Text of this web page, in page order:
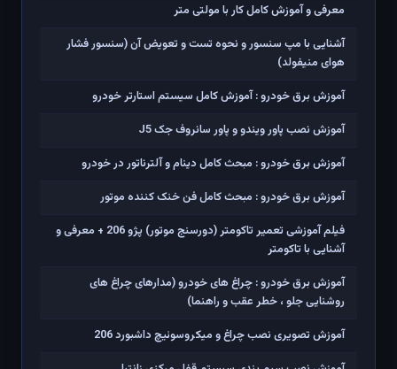
معرفی و آموزش کامل کار با مولتی متر
آشنایی با مپ سنسور و نحوه تست و تعویض آن (سنسور فشار
هوای منیفولد)
آموزش برق خودرو : آموزش کامل سیستم استارتر خودرو
آموزش نصب پاور ویندو و پاور سانروف جک J5
آموزش برق خودرو : مبحث کامل دینام و آلترناتور در خودرو
آموزش برق خودرو : مبحث کامل فن خنک کننده موتور
فیلم آموزشی تعمیر تاکومتر (دورسنج موتور) پژو 206 + معرفی و
آشنایی با تاکومتر
آموزش برق خودرو : چراغ های خودرو (مدارهای چراغ های
روشنایی جلو ، خطر عقب و راهنما)
آموزش تصویری نصب چراغ و میکروسوئیچ داشبورد 206